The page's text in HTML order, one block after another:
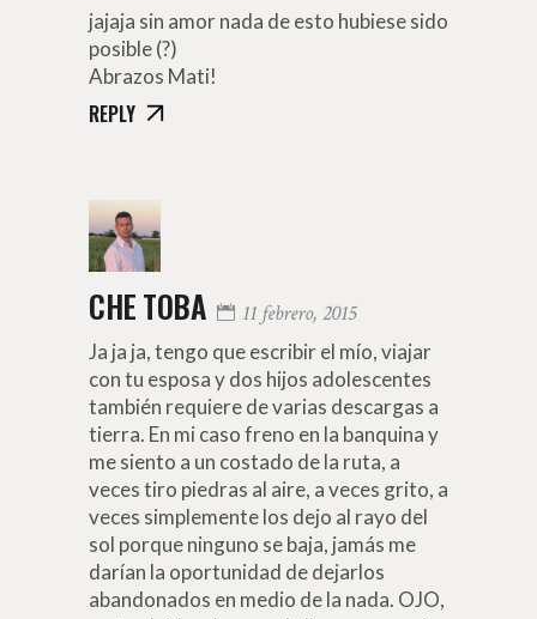
jajaja sin amor nada de esto hubiese sido
posible (?)
Abrazos Mati!
REPLY
CHE TOBA 11 febrero, 2015
Ja ja ja, tengo que escribir el mío, viajar
con tu esposa y dos hijos adolescentes
también requiere de varias descargas a
tierra. En mi caso freno en la banquina y
me siento a un costado de la ruta, a
veces tiro piedras al aire, a veces grito, a
veces simplemente los dejo al rayo del
sol porque ninguno se baja, jamás me
darían la oportunidad de dejarlos
abandonados en medio de la nada. OJO,